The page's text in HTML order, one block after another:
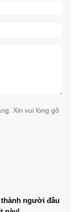
Xin vui lòng gõ
người đầu